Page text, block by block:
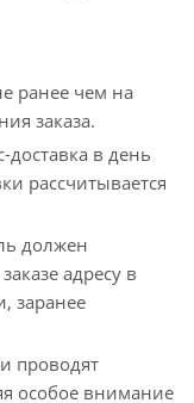
ранее чем на
заказа.
в день
рассчитывается
должен
адресу в
заранее
проводят
особое внимание